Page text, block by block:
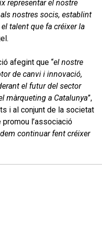
representar el nostre
nostres socis, establint
talent que fa créixer la
afegint que “el nostre
de canvi i innovació,
el futur del sector
màrqueting a Catalunya”,
i al conjunt de la societat
l’associació
continuar fent créixer